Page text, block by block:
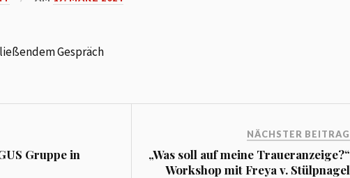
Gespräch
Gruppe in
NÄCHSTER BEITRAG
„Was soll auf meine Traueranzeige?“
Workshop mit Freya v. Stülpnagel